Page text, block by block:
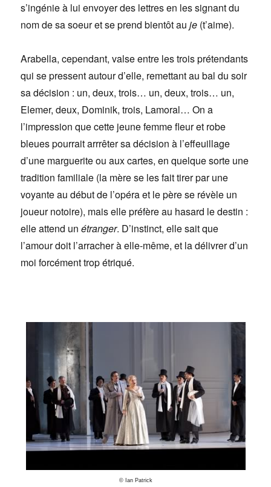
s’ingénie à lui envoyer des lettres en les signant du
nom de sa soeur et se prend bientôt auje (t’aime).
Arabella, cependant, valse entre les trois prétendants
qui se pressent autour d’elle, remettant au bal du soir
sa décision : un, deux, trois… un, deux, trois… un,
Elemer, deux, Dominik, trois, Lamoral… On a
l’impression que cette jeune femme fleur et robe
bleues pourrait arrrêter sa décision à l’effeuillage
d’une marguerite ou aux cartes, en quelque sorte une
tradition familiale (la mère se les fait tirer par une
voyante au début de l’opéra et le père se révèle un
joueur notoire), mais elle préfère au hasard le destin :
elle attend unétranger. D’instinct, elle sait que
l’amour doit l’arracher à elle-même, et la délivrer d’un
moi forcément trop étriqué.
© Ian Patrick